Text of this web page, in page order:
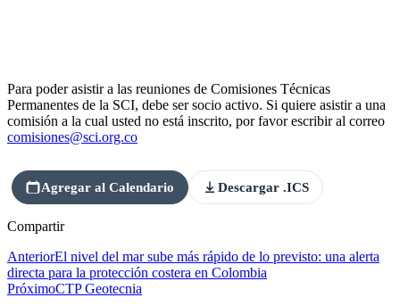
Para poder asistir a las reuniones de Comisiones Técnicas
Permanentes de la SCI, debe ser socio activo. Si quiere asistir a una
comisión a la cual usted no está inscrito, por favor escribir al correo
comisiones@sci.org.co
Agregar al Calendario Descargar .ICS
Compartir
AnteriorEl nivel del mar sube más rápido de lo previsto: una alerta
directa para la protección costera en Colombia
PróximoCTP Geotecnia